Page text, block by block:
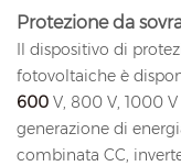
Protezione da
Il dispositivo di
fotovoltaiche è
600 V, 800 V, 1000
generazione di
combinata CC,